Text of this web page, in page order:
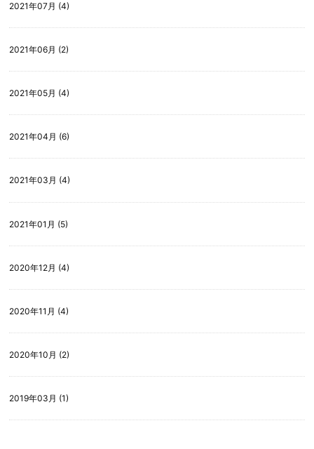
2021年07月 (4)
2021年06月 (2)
2021年05月 (4)
2021年04月 (6)
2021年03月 (4)
2021年01月 (5)
2020年12月 (4)
2020年11月 (4)
2020年10月 (2)
2019年03月 (1)